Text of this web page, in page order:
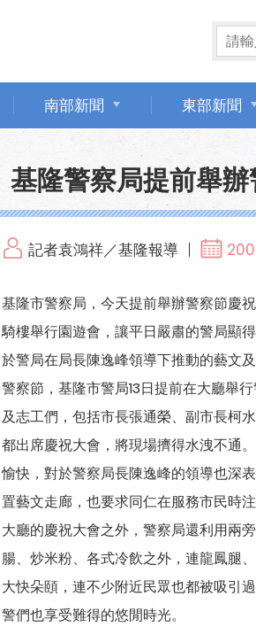
南部新聞 東部新聞
基隆警察局提前舉
記者袁鴻祥／基隆報導
基隆市警察局，今天提前舉辦警察節慶
騎樓舉行園遊會，讓平日嚴肅的警局顯
於警局在局長陳逸峰領導下推動的藝文
警察節，基隆市警局13日提前在大廳舉
及志工們，包括市長張通榮、副市長柯
都出席慶祝大會，將現場擠得水洩不通
愉快，對於警察局長陳逸峰的領導也深
置藝文走廊，也要求同仁在服務市民時
大廳的慶祝大會之外，警察局還利用兩
腸、炒米粉、各式冷飲之外，連龍鳳腿
大快朵頤，連不少附近民眾也都被吸引
警們也享受難得的悠閒時光。